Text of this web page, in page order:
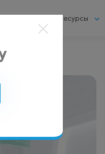
Ресурсы